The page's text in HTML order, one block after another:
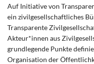
Auf Initiative von
ein zivilgesellschaftliches
Transparente
Akteur*innen aus
grundlegende Punkte
Organisation der